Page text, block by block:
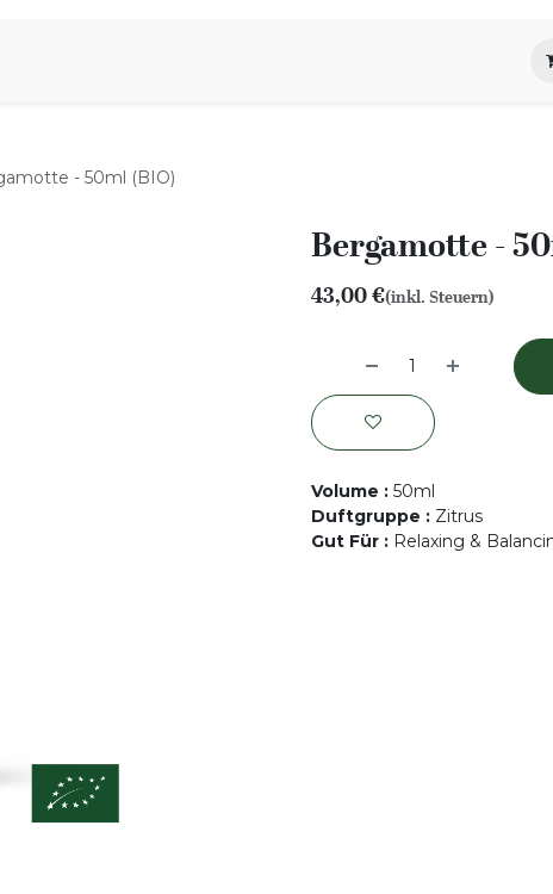
- 50ml (BIO)
Bergamotte -
43,00€(inkl. Steuern)
Volume : 50ml
Duftgruppe : Zitrus
Gut Für : Relaxing &